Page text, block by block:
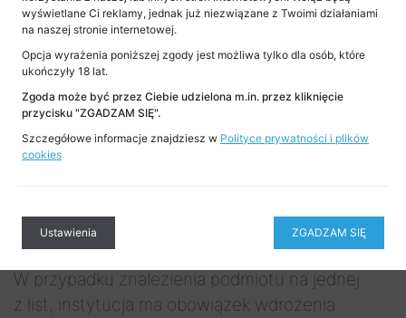
rzeczywistego (w czym pomaga
m.in. zgromadzenie danych na temat struktury
własnościowej klienta).
Ważną częścią procesu weryfikacji jest
sprawdzenie, czy dany klient i jego beneficjent
rzeczywisty nie znajdują się na krajowych
i międzynarodowych
, a także
naliście ostrzeżeń publicznych KNF.
W przypadku znalezienia podmiotu na jednej
z list, instytucja ma obowiązek wdrożenia
wyświetlane Ci reklamy, jednak już niezwiązane z Twoimi działaniami
na naszej stronie internetowej.
Opcja wyrażenia poniższej zgody jest możliwa tylko dla osób, które
ukończyły 18 lat.
Zgoda może być przez Ciebie udzielona m.in. przez kliknięcie
przycisku "ZGADZAM SIĘ".
Szczegółowe informacje znajdziesz w Polityce prywatności i plików
cookies
ZGADZAM SIĘ
Ustawienia